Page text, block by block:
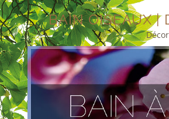
BAIN OISEAUX |
SAS